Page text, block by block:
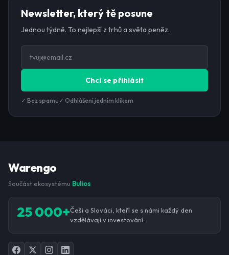
Newsletter, který tě posune
Jednou týdně. To nejlepší z trhů a světa peněz.
Chci se přihlásit
✓ Bez spamu ✓ Odhlášení jedním klikem
Warengo
Součást ekosystému Bulios
25 000+Češi a Slováci, kteří se s námi každý den
vzdělávají v investování.